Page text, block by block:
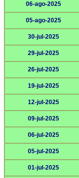
06-ago-2025
05-ago-2025
30-jul-2025
29-jul-2025
26-jul-2025
19-jul-2025
12-jul-2025
09-jul-2025
06-jul-2025
05-jul-2025
01-jul-2025